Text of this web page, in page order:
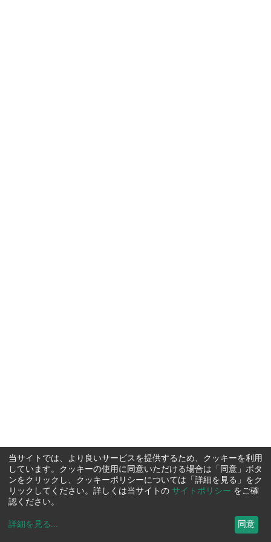
当サイトでは、より良いサービスを提供するため、クッキーを利用
しています。クッキーの使用に同意いただける場合は「同意」ボタ
ンをクリックし、クッキーポリシーについては「詳細を見る」をク
リックしてください。詳しくは当サイトの サイトポリシー をご確
認ください。
詳細を見る ... 同意